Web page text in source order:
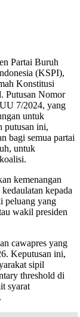
Partai Buruh
(KSPI),
Konstitusi
Putusan Nomor
7/2024, yang
untuk
putusan ini,
bagi semua partai
untuk
kemenangan
kepada
peluang yang
wakil presiden
cawapres yang
Keputusan ini,
sipil
threshold di
syarat